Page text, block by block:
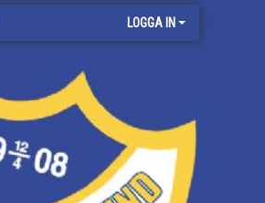
LOGGA IN